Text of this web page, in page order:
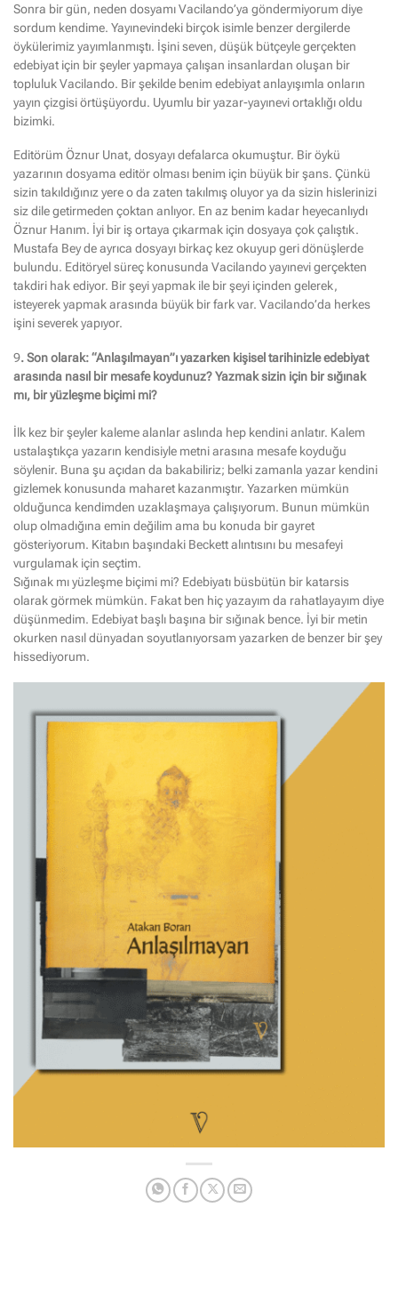
Sonra bir gün, neden dosyamı Vacilando’ya göndermiyorum diye
sordum kendime. Yayınevindeki birçok isimle benzer dergilerde
öykülerimiz yayımlanmıştı. İşini seven, düşük bütçeyle gerçekten
edebiyat için bir şeyler yapmaya çalışan insanlardan oluşan bir
topluluk Vacilando. Bir şekilde benim edebiyat anlayışımla onların
yayın çizgisi örtüşüyordu. Uyumlu bir yazar-yayınevi ortaklığı oldu
bizimki.
Editörüm Öznur Unat, dosyayı defalarca okumuştur. Bir öykü
yazarının dosyama editör olması benim için büyük bir şans. Çünkü
sizin takıldığınız yere o da zaten takılmış oluyor ya da sizin hislerinizi
siz dile getirmeden çoktan anlıyor. En az benim kadar heyecanlıydı
Öznur Hanım. İyi bir iş ortaya çıkarmak için dosyaya çok çalıştık.
Mustafa Bey de ayrıca dosyayı birkaç kez okuyup geri dönüşlerde
bulundu. Editöryel süreç konusunda Vacilando yayınevi gerçekten
takdiri hak ediyor. Bir şeyi yapmak ile bir şeyi içinden gelerek,
isteyerek yapmak arasında büyük bir fark var. Vacilando’da herkes
işini severek yapıyor.
9. Son olarak: “Anlaşılmayan”ı yazarken kişisel tarihinizle edebiyat
arasında nasıl bir mesafe koydunuz? Yazmak sizin için bir sığınak
mı, bir yüzleşme biçimi mi?
İlk kez bir şeyler kaleme alanlar aslında hep kendini anlatır. Kalem
ustalaştıkça yazarın kendisiyle metni arasına mesafe koyduğu
söylenir. Buna şu açıdan da bakabiliriz; belki zamanla yazar kendini
gizlemek konusunda maharet kazanmıştır. Yazarken mümkün
olduğunca kendimden uzaklaşmaya çalışıyorum. Bunun mümkün
olup olmadığına emin değilim ama bu konuda bir gayret
gösteriyorum. Kitabın başındaki Beckett alıntısını bu mesafeyi
vurgulamak için seçtim.
Sığınak mı yüzleşme biçimi mi? Edebiyatı büsbütün bir katarsis
olarak görmek mümkün. Fakat ben hiç yazayım da rahatlayayım diye
düşünmedim. Edebiyat başlı başına bir sığınak bence. İyi bir metin
okurken nasıl dünyadan soyutlanıyorsam yazarken de benzer bir şey
hissediyorum.